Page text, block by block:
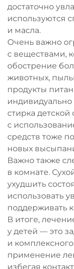
достаточно
используются
и масла.
Очень важно
с веществами,
обострение
животных,
продукты
индивидуально
стирка
с
средств тоже
новых
Важно также
в комнате.
ухудшить
использовать
поддерживать
В итоге,
у детей — это
и
применение
избегая